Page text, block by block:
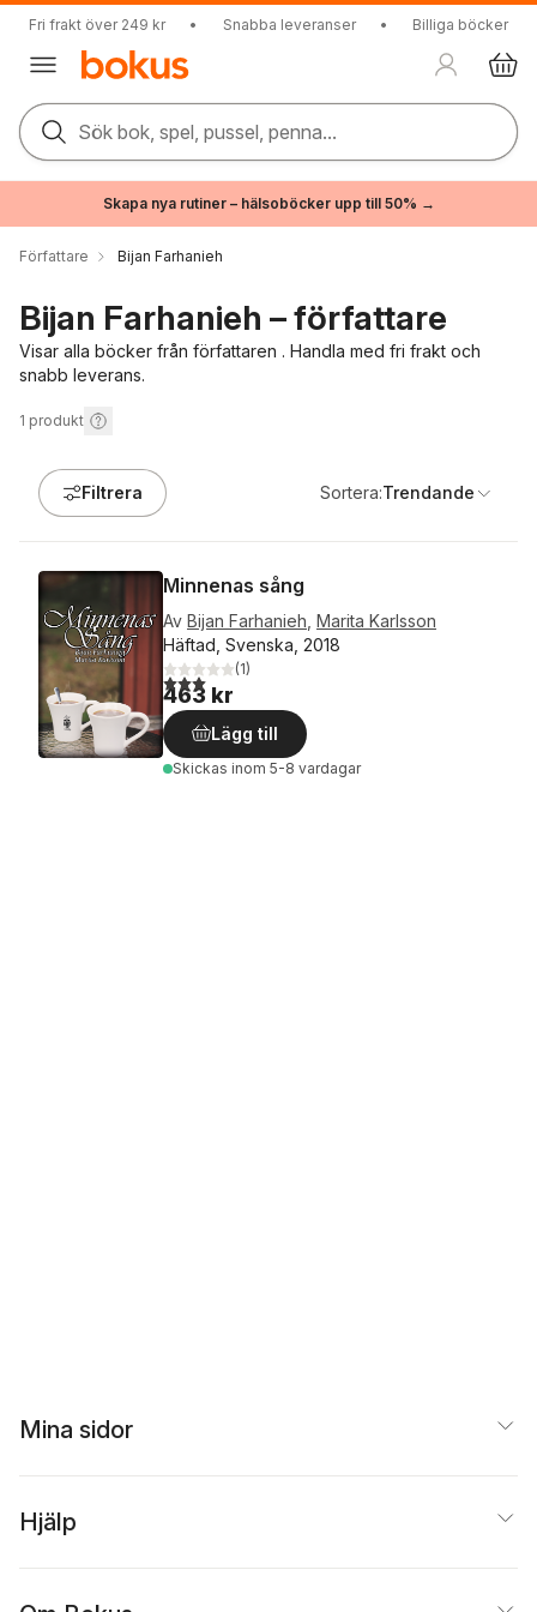
Fri frakt över 249 kr • Snabba leveranser • Billiga böcker
Sök bok, spel, pussel, penna...
Skapa nya rutiner – hälsoböcker upp till 50% →
Författare Bijan Farhanieh
Bijan Farhanieh – författare
Visar alla böcker från författaren . Handla med fri frakt och
snabb leverans.
1 produkt
Filtrera Sortera:Trendande
Minnenas sång
Av Bijan Farhanieh Marita Karlsson
Häftad, Svenska, 2018
3,0utav 5 stjärnor. Totalt antal röster:
(1)
463 kr
Lägg till
Skickas inom 5-8 vardagar
Mina sidor
Hjälp